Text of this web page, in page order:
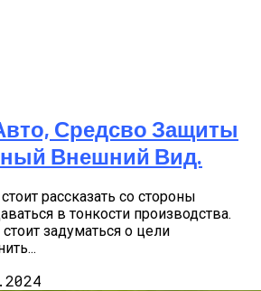
Средсво Защиты
Внешний Вид.
рассказать со стороны
в тонкости производства.
задуматься о цели